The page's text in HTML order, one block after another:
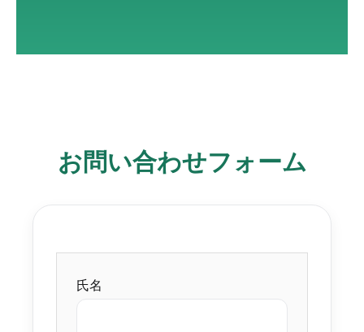
お問い合わせフォーム
氏名